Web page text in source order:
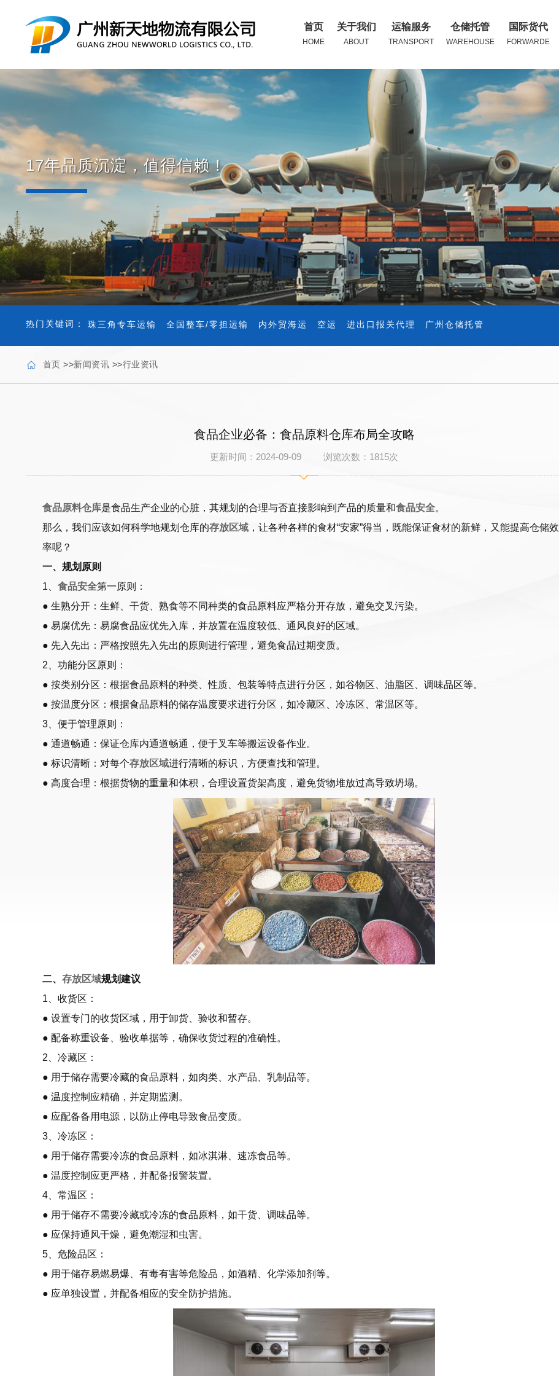
首页
HOME
关于我们
ABOUT
运输服务
TRANSPORT
仓储托管
WAREHOUSE
国际货代
FORWARDE
17年品质沉淀，值得信赖！
热门关键词： 珠三角专车运输 全国整车/零担运输 内外贸海运 空运 进出口报关代理 广州仓储托管
首页 >>新闻资讯 >>行业资讯
食品企业必备：食品原料仓库布局全攻略
更新时间：2024-09-09 浏览次数： 1815次
食品原料仓库是食品生产企业的心脏，其规划的合理与否直接影响到产品的质量和食品安全。
那么，我们应该如何科学地规划仓库的存放区域 ，让各种各样的食材“安家”得当，既能保证食材的新鲜，又能提高仓储效
率呢？
一、规划原则
1、 食品安全第一原则：
● 生熟分开：生鲜、干货、熟食等不同种类的食品原料应严格分开存放，避免交叉污染。
● 易腐优先：易腐食品应优先入库，并放置在温度较低、通风良好的区域。
● 先入先出：严格按照先入先出的原则进行管理，避免食品过期变质。
2、功能分区原则：
● 按类别分区：根据食品原料的种类、性质、包装等特点进行分区，如谷物区、油脂区、调味品区等。
● 按温度分区：根据食品原料的储存温度要求进行分区，如冷藏区、冷冻区、常温区等。
3、便于管理原则：
● 通道畅通：保证仓库内通道畅通，便于叉车等搬运设备作业。
● 标识清晰：对每个存放区域进行清晰的标识，方便查找和管理。
● 高度合理：根据货物的重量和体积，合理设置货架高度，避免货物堆放过高导致坍塌。
二、 存放区域规划建议
1、收货区：
● 设置专门的收货区域，用于卸货、验收和暂存。
● 配备称重设备、验收单据等，确保收货过程的准确性。
2、冷藏区：
● 用于储存需要冷藏的食品原料，如肉类、水产品、乳制品等。
● 温度控制应精确，并定期监测。
● 应配备备用电源，以防止停电导致食品变质。
3、冷冻区：
● 用于储存需要冷冻的食品原料，如冰淇淋、速冻食品等。
● 温度控制应更严格，并配备报警装置。
4、常温区：
● 用于储存不需要冷藏或冷冻的食品原料，如干货、调味品等。
● 应保持通风干燥，避免潮湿和虫害。
5、危险品区：
● 用于储存易燃易爆、有毒有害等危险品，如酒精、化学添加剂等。
● 应单独设置，并配备相应的安全防护措施。